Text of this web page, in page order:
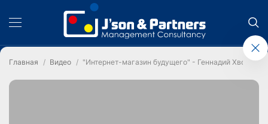
Главная Видео "Интернет-магазин будущего" - Геннадий Хворых -